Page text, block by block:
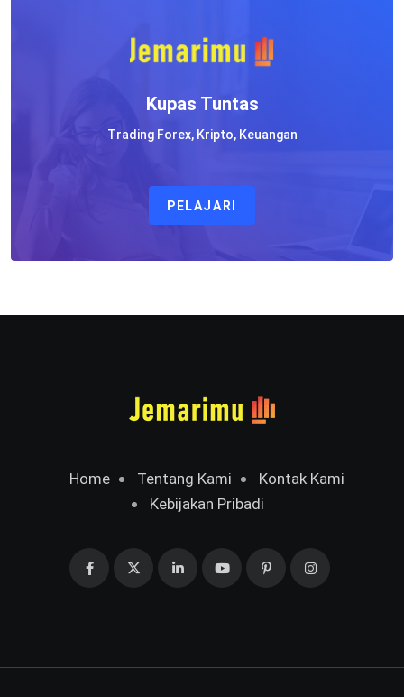
Kupas Tuntas
Trading Forex, Kripto, Keuangan
PELAJARI
Home Tentang Kami
Kontak Kami
Kebijakan Pribadi